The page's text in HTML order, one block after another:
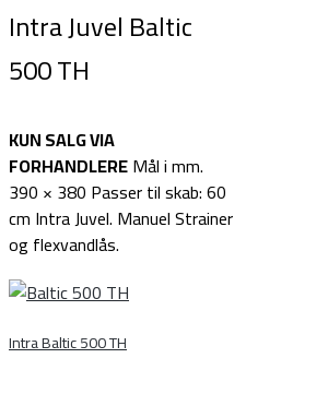
Intra Juvel Baltic
500 TH
KUN SALG VIA
FORHANDLEREMål i mm.
390 × 380 Passer til skab: 60
cm Intra Juvel. Manuel Strainer
og flexvandlås.
Intra Baltic 500 TH